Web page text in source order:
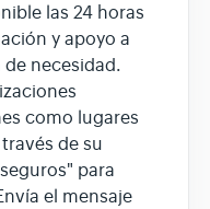
las 24 horas
y apoyo a
necesidad.
como lugares
través de su
para
el mensaje